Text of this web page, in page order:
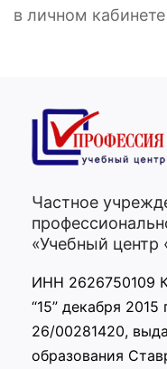
в личном
Частное
«Учебный центр
ИНН 2626750109
“15” декабря
26/00281420,
образования